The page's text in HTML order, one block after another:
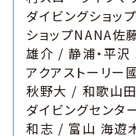
ダイビングショ
ショップNANA佐
雄介 / 静浦・平
アクアストーリー
秋野大 / 和歌山
ダイビングセン
和志 / 富山 海遊